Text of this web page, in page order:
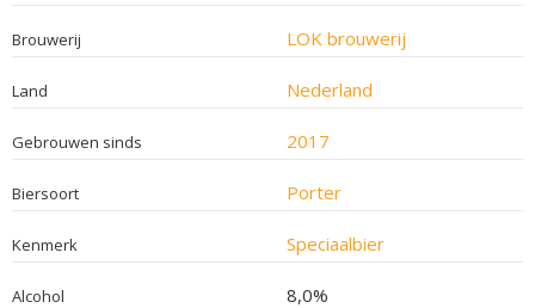
Brouwerij LOK brouwerij
Land Nederland
Gebrouwen sinds 2017
Biersoort Porter
Kenmerk Speciaalbier
Alcohol 8,0%